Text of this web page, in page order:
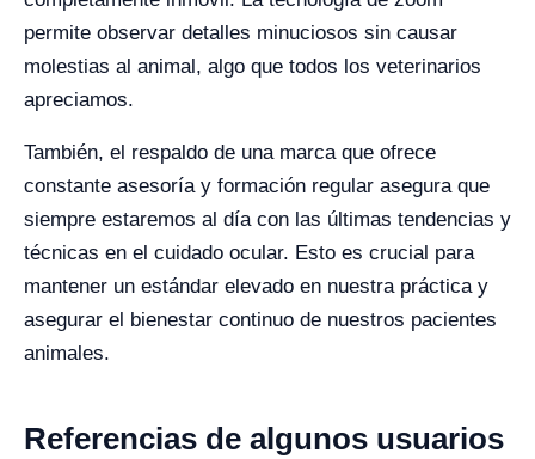
permite observar detalles minuciosos sin causar
molestias al animal, algo que todos los veterinarios
apreciamos.
También, el respaldo de una marca que ofrece
constante asesoría y formación regular asegura que
siempre estaremos al día con las últimas tendencias y
técnicas en el cuidado ocular. Esto es crucial para
mantener un estándar elevado en nuestra práctica y
asegurar el bienestar continuo de nuestros pacientes
animales.
Referencias de algunos usuarios